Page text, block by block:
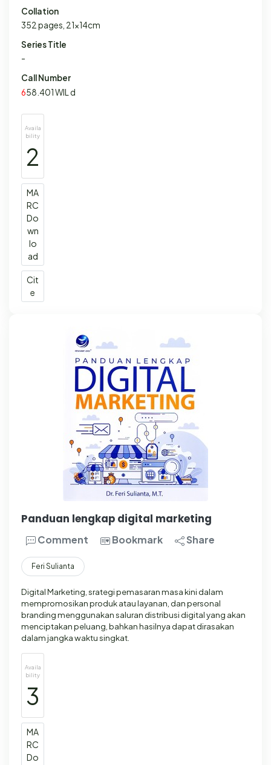
Collation
352 pages, 21x14cm
Series Title
-
Call Number
658.401 WIL d
Availa
bility
2
MA
RC
Do
wn
lo
ad
Cit
e
Panduan lengkap digital marketing
Comment Bookmark Share
Feri Sulianta
Digital Marketing, srategi pemasaran masa kini dalam
mempromosikan produk atau layanan, dan personal
branding menggunakan saluran distribusi digital yang akan
menciptakan peluang, bahkan hasilnya dapat dirasakan
dalam jangka waktu singkat.
Availa
bility
3
MA
RC
Do